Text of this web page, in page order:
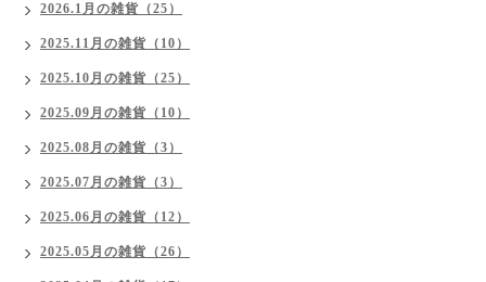
2026.1月の雑貨（25）
2025.11月の雑貨（10）
2025.10月の雑貨（25）
2025.09月の雑貨（10）
2025.08月の雑貨（3）
2025.07月の雑貨（3）
2025.06月の雑貨（12）
2025.05月の雑貨（26）